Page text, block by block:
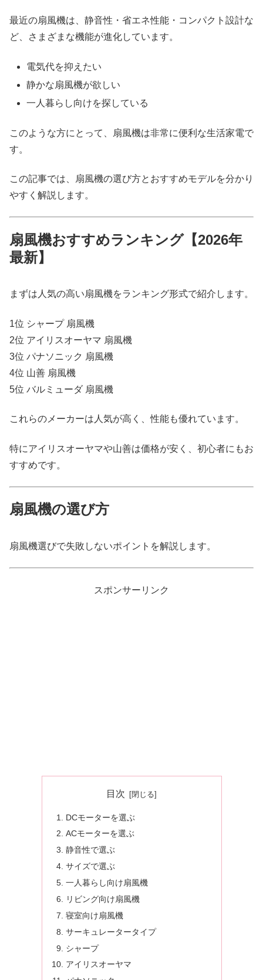
最近の扇風機は、静音性・省エネ性能・コンパクト設計な
ど、さまざまな機能が進化しています。
電気代を抑えたい
静かな扇風機が欲しい
一人暮らし向けを探している
このような方にとって、扇風機は非常に便利な生活家電で
す。
この記事では、扇風機の選び方とおすすめモデルを分かり
やすく解説します。
扇風機おすすめランキング【2026年
最新】
まずは人気の高い扇風機をランキング形式で紹介します。
1位 シャープ 扇風機
2位 アイリスオーヤマ 扇風機
3位 パナソニック 扇風機
4位 山善 扇風機
5位 バルミューダ 扇風機
これらのメーカーは人気が高く、性能も優れています。
特にアイリスオーヤマや山善は価格が安く、初心者にもお
すすめです。
扇風機の選び方
扇風機選びで失敗しないポイントを解説します。
スポンサーリンク
目次
DCモーターを選ぶ
ACモーターを選ぶ
静音性で選ぶ
サイズで選ぶ
一人暮らし向け扇風機
リビング向け扇風機
寝室向け扇風機
サーキュレータータイプ
シャープ
アイリスオーヤマ